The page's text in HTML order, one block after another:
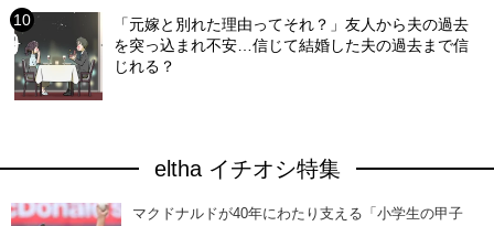
「元嫁と別れた理由ってそれ？」友人から夫の過去
を突っ込まれ不安…信じて結婚した夫の過去まで信
じれる？
eltha イチオシ特集
マクドナルドが40年にわたり支える「小学生の甲子